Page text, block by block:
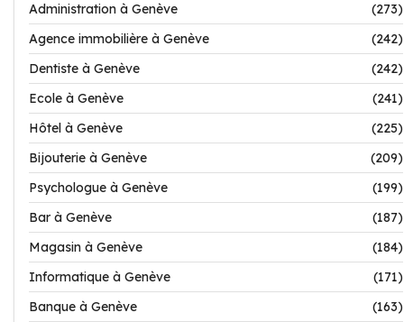
Administration à Genève
(273)
Agence immobilière à Genève
(242)
Dentiste à Genève
(242)
Ecole à Genève
(241)
Hôtel à Genève
(225)
Bijouterie à Genève
(209)
Psychologue à Genève
(199)
Bar à Genève
(187)
Magasin à Genève
(184)
Informatique à Genève
(171)
Banque à Genève
(163)